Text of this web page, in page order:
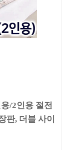
/2인용 절전
판, 더블 사이